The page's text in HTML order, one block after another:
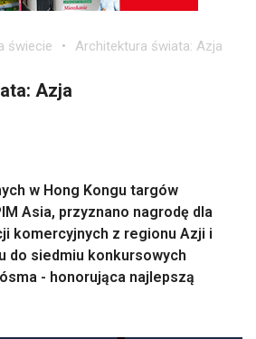
świecie Architektura świata: Azja
Azja
w Hong Kongu targów
Asia, przyznano nagrodę dla
komercyjnych z regionu Azji i
do siedmiu konkursowych
- honorująca najlepszą